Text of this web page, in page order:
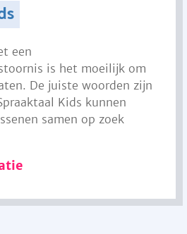
een
is het moeilijk om
De juiste woorden zijn
Kids kunnen
samen op zoek